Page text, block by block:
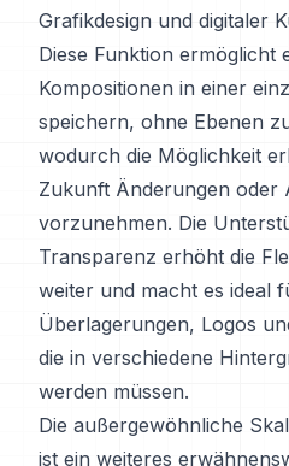
Grafikdesign und digitaler
Diese Funktion ermöglicht
Kompositionen in einer
speichern, ohne Ebenen
wodurch die Möglichkeit
Zukunft Änderungen oder
vorzunehmen. Die
Transparenz erhöht die
weiter und macht es ideal
Überlagerungen, Logos
die in verschiedene
werden müssen.
Die außergewöhnliche
ist ein weiteres